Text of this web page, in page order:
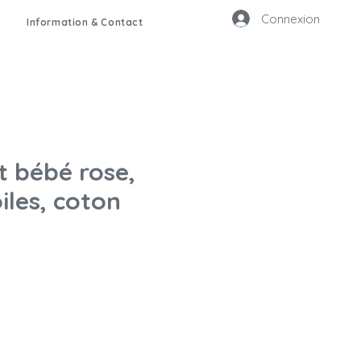
Information & Contact Connexion
bébé rose,
coton